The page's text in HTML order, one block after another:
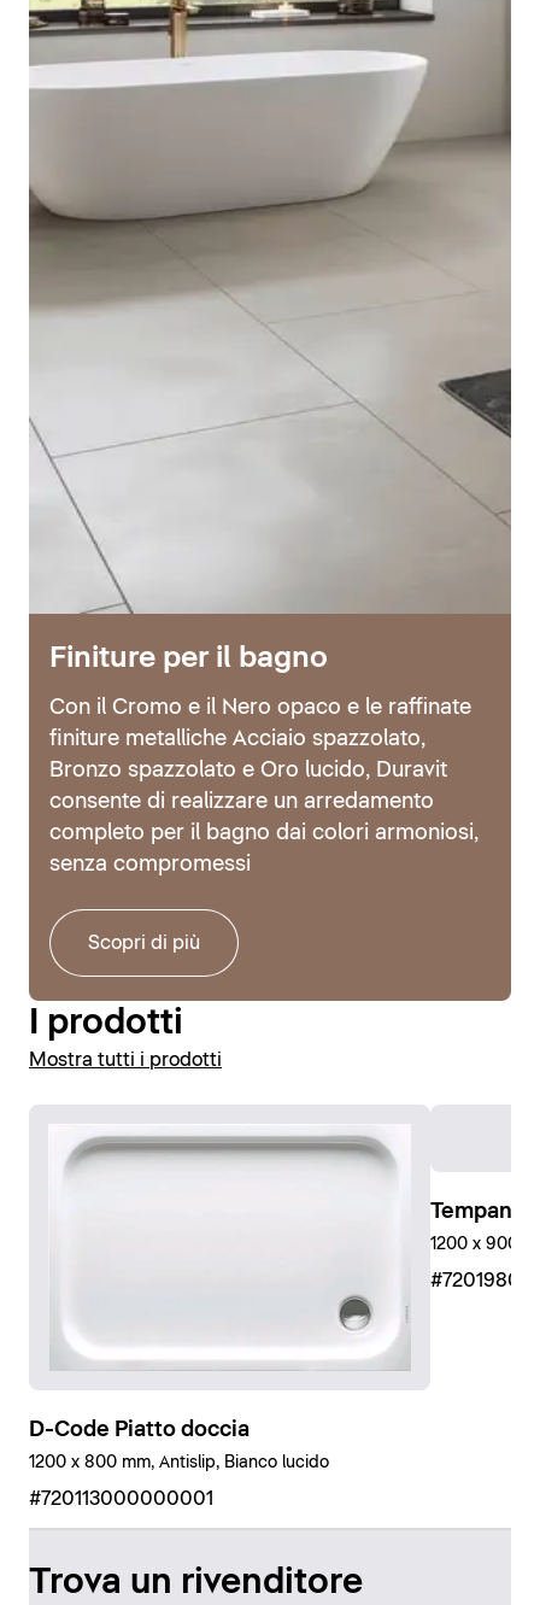
Finiture per il bagno
Con il Cromo e il Nero opaco e le raffinate
finiture metalliche Acciaio spazzolato,
Bronzo spazzolato e Oro lucido, Duravit
consente di realizzare un arredamento
completo per il bagno dai colori armoniosi,
senza compromessi
Scopri di più
I prodotti
Mostra tutti i prodotti
D-Code Piatto doccia
1200 x 800 mm, Antislip, Bianco lucido
#720113000000001
Tempano
1200 x 900
Trova un rivenditore